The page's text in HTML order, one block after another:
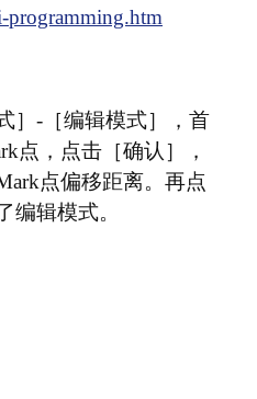
programming.htm
］-［编辑模式］，首
点，点击［确认］，
点偏移距离。再点
编辑模式。